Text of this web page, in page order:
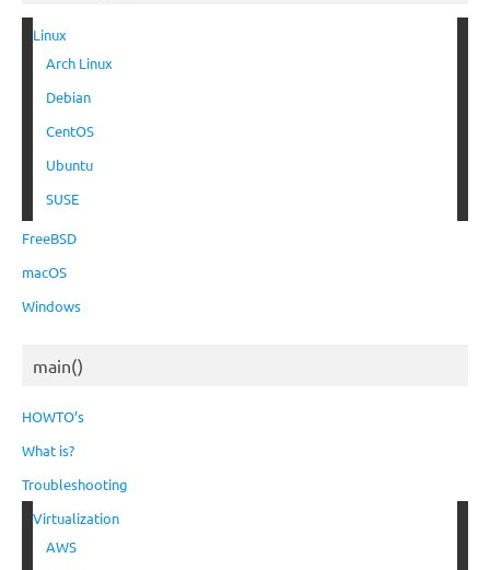
Linux
Arch Linux
Debian
CentOS
Ubuntu
SUSE
FreeBSD
macOS
Windows
main()
HOWTO’s
What is?
Troubleshooting
Virtualization
AWS